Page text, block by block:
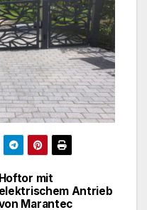
Hoftor mit
elektrischem Antrieb
Marantec